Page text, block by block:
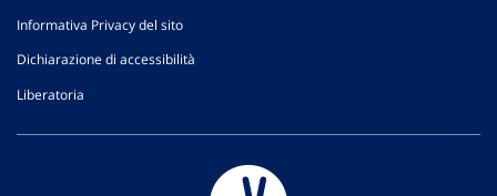
Informativa Privacy del sito
Dichiarazione di accessibilità
Liberatoria